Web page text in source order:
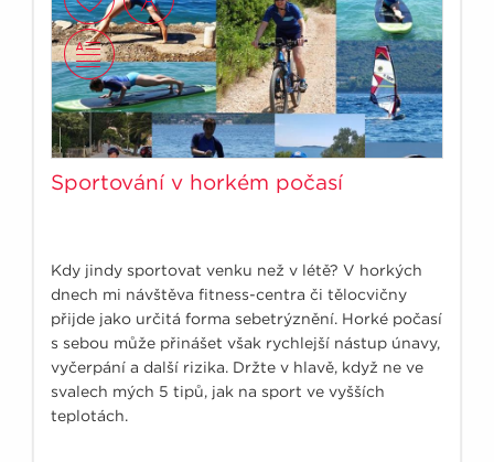
Sportování v horkém počasí
Kdy jindy sportovat venku než v létě? V horkých
dnech mi návštěva fitness-centra či tělocvičny
přijde jako určitá forma sebetrýznění. Horké počasí
s sebou může přinášet však rychlejší nástup únavy,
vyčerpání a další rizika. Držte v hlavě, když ne ve
svalech mých 5 tipů, jak na sport ve vyšších
teplotách.